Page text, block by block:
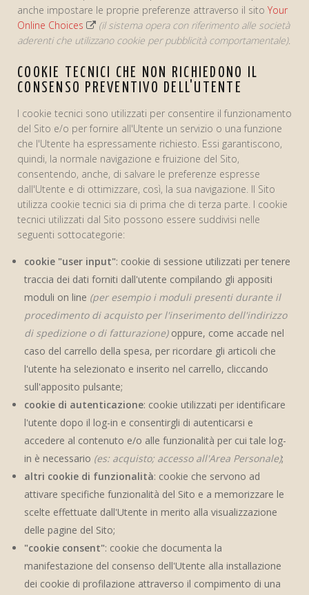
anche impostare le proprie preferenze attraverso il sito Your
Online Choices
(il sistema opera con riferimento alle società
aderenti che utilizzano cookie per pubblicità comportamentale).
COOKIE TECNICI CHE NON RICHIEDONO IL
CONSENSO PREVENTIVO DELL'UTENTE
I cookie tecnici sono utilizzati per consentire il funzionamento
del Sito e/o per fornire all'Utente un servizio o una funzione
che l'Utente ha espressamente richiesto. Essi garantiscono,
quindi, la normale navigazione e fruizione del Sito,
consentendo, anche, di salvare le preferenze espresse
dall'Utente e di ottimizzare, così, la sua navigazione. Il Sito
utilizza cookie tecnici sia di prima che di terza parte. I cookie
tecnici utilizzati dal Sito possono essere suddivisi nelle
seguenti sottocategorie:
cookie "user input": cookie di sessione utilizzati per tenere
traccia dei dati forniti dall'utente compilando gli appositi
moduli on line (per esempio i moduli presenti durante il
procedimento di acquisto per l'inserimento dell'indirizzo
di spedizione o di fatturazione)oppure, come accade nel
caso del carrello della spesa, per ricordare gli articoli che
l'utente ha selezionato e inserito nel carrello, cliccando
sull'apposito pulsante;
cookie di autenticazione: cookie utilizzati per identificare
l'utente dopo il log-in e consentirgli di autenticarsi e
accedere al contenuto e/o alle funzionalità per cui tale log-
in è necessario (es: acquisto; accesso all'Area Personale);
altri cookie di funzionalità: cookie che servono ad
attivare specifiche funzionalità del Sito e a memorizzare le
scelte effettuate dall'Utente in merito alla visualizzazione
delle pagine del Sito;
"cookie consent": cookie che documenta la
manifestazione del consenso dell'Utente alla installazione
dei cookie di profilazione attraverso il compimento di una